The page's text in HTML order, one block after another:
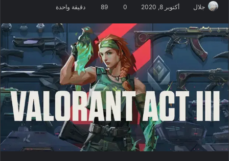
جلال أكتوبر 8, 2020 0
89 دقيقة واحدة